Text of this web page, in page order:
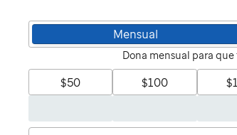
Mensual
Dona mensual para
$50 $100